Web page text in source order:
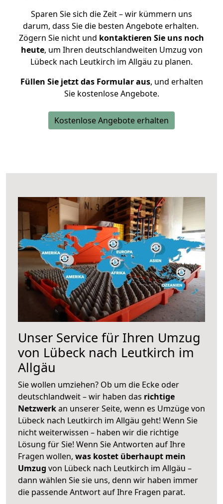
Sparen Sie sich die Zeit – wir kümmern uns
darum, dass Sie die besten Angebote erhalten.
Zögern Sie nicht und kontaktieren Sie uns noch
heute, um Ihren deutschlandweiten Umzug von
Lübeck nach Leutkirch im Allgäu zu planen.
Füllen Sie jetzt das Formular aus, und erhalten
Sie kostenlose Angebote.
Kostenlose Angebote erhalten
Unser Service für Ihren Umzug
von Lübeck nach Leutkirch im
Allgäu
Sie wollen umziehen? Ob um die Ecke oder
deutschlandweit – wir haben das richtige
Netzwerkan unserer Seite, wenn es Umzüge von
Lübeck nach Leutkirch im Allgäu geht! Wenn Sie
nicht weiterwissen – haben wir die richtige
Lösung für Sie! Wenn Sie Antworten auf Ihre
Fragen wollen, was kostet überhaupt mein
Umzug von Lübeck nach Leutkirch im Allgäu –
dann wählen Sie sie uns, denn wir haben immer
die passende Antwort auf Ihre Fragen parat.